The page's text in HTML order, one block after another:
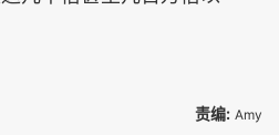
责编: Amy